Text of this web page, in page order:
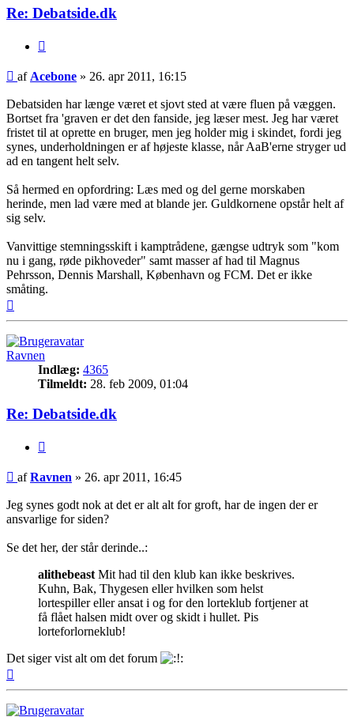
Re: Debatside.dk
Indlæg
af Acebone » 26. apr 2011, 16:15
Debatsiden har længe været et sjovt sted at være fluen på væggen.
Bortset fra 'graven er det den fanside, jeg læser mest. Jeg har været
fristet til at oprette en bruger, men jeg holder mig i skindet, fordi jeg
synes, underholdningen er af højeste klasse, når AaB'erne stryger ud
ad en tangent helt selv.
Så hermed en opfordring: Læs med og del gerne morskaben
herinde, men lad være med at blande jer. Guldkornene opstår helt af
sig selv.
Vanvittige stemningsskift i kamptrådene, gængse udtryk som "kom
nu i gang, røde pikhoveder" samt masser af had til Magnus
Pehrsson, Dennis Marshall, København og FCM. Det er ikke
småting.
Ravnen
Indlæg: 4365
Tilmeldt: 28. feb 2009, 01:04
Re: Debatside.dk
Indlæg
afRavnen » 26. apr 2011, 16:45
Jeg synes godt nok at det er alt alt for groft, har de ingen der er
ansvarlige for siden?
Se det her, der står derinde..:
alithebeast Mit had til den klub kan ikke beskrives.
Kuhn, Bak, Thygesen eller hvilken som helst
lortespiller eller ansat i og for den lorteklub fortjener at
få flået halsen midt over og skidt i hullet. Pis
lorteforlorneklub!
Det siger vist alt om det forum